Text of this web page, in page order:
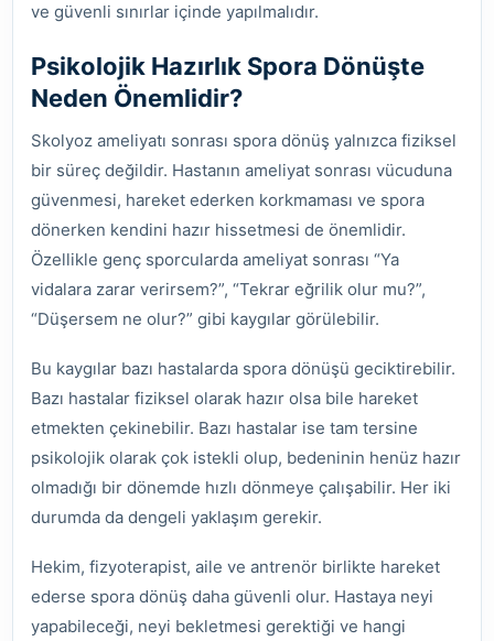
ve güvenli sınırlar içinde yapılmalıdır.
Psikolojik Hazırlık Spora Dönüşte
Neden Önemlidir?
Skolyoz ameliyatı sonrası spora dönüş yalnızca fiziksel
bir süreç değildir. Hastanın ameliyat sonrası vücuduna
güvenmesi, hareket ederken korkmaması ve spora
dönerken kendini hazır hissetmesi de önemlidir.
Özellikle genç sporcularda ameliyat sonrası “Ya
vidalara zarar verirsem?”, “Tekrar eğrilik olur mu?”,
“Düşersem ne olur?” gibi kaygılar görülebilir.
Bu kaygılar bazı hastalarda spora dönüşü geciktirebilir.
Bazı hastalar fiziksel olarak hazır olsa bile hareket
etmekten çekinebilir. Bazı hastalar ise tam tersine
psikolojik olarak çok istekli olup, bedeninin henüz hazır
olmadığı bir dönemde hızlı dönmeye çalışabilir. Her iki
durumda da dengeli yaklaşım gerekir.
Hekim, fizyoterapist, aile ve antrenör birlikte hareket
ederse spora dönüş daha güvenli olur. Hastaya neyi
yapabileceği, neyi bekletmesi gerektiği ve hangi